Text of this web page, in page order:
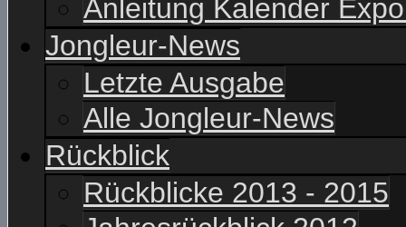
Anleitung Kalender
Jongleur-News
Letzte Ausgabe
Alle Jongleur-News
Rückblick
Rückblicke 2013 - 2015